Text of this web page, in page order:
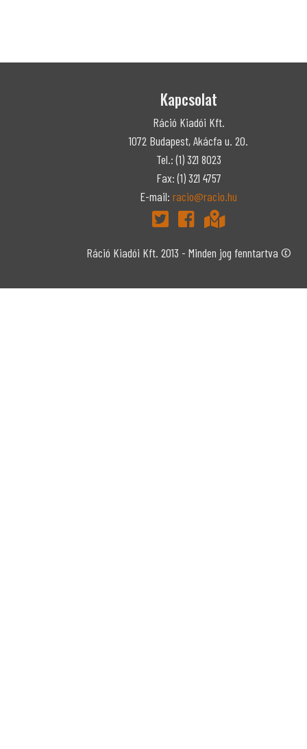
Kapcsolat
Ráció Kiadói Kft.
1072 Budapest, Akácfa u. 20.
Tel.: (1) 321 8023
Fax: (1) 321 4757
E-mail: racio@racio.hu
Ráció Kiadói Kft. 2013 - Minden jog fenntartva ©